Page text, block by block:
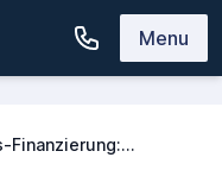
Menu
Krankenhaus-Finanzierung: Ärztetag fordert neues Personal-System